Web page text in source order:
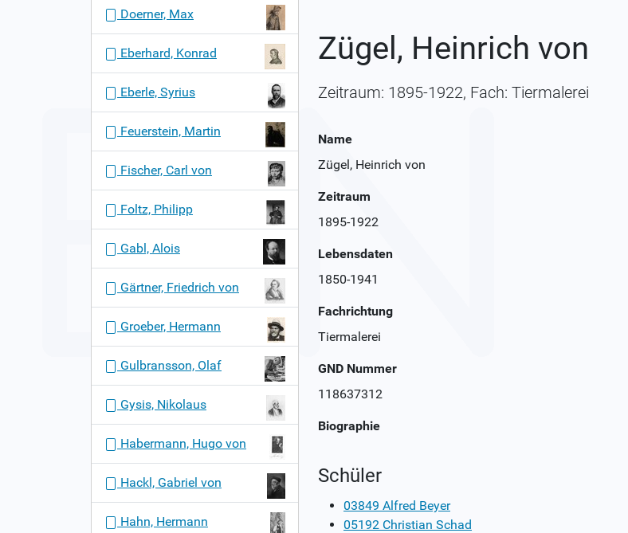
Zügel, Heinrich von
Zeitraum: 1895-1922, Fach: Tiermalerei
Name
Zügel, Heinrich von
Zeitraum
1895-1922
Lebensdaten
1850-1941
Fachrichtung
Tiermalerei
GND Nummer
118637312
Biographie
Schüler
03849 Alfred Beyer
05192 Christian Schad
Doerner, Max
Eberhard, Konrad
Eberle, Syrius
Feuerstein, Martin
Fischer, Carl von
Foltz, Philipp
Gabl, Alois
Gärtner, Friedrich von
Groeber, Hermann
Gulbransson, Olaf
Gysis, Nikolaus
Habermann, Hugo von
Hackl, Gabriel von
Hahn, Hermann